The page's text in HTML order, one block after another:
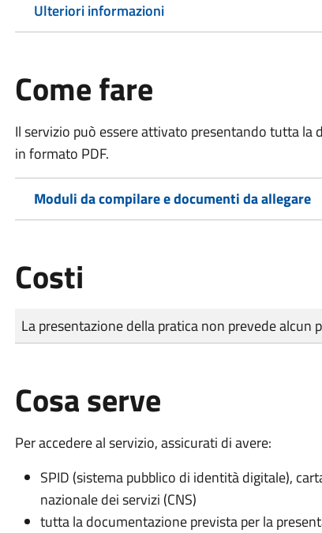
Ulteriori informazioni
Come fare
Il servizio può essere attivato presentando tutta
in formato PDF.
Moduli da compilare e documenti da allegare
Costi
Tipo di pagamento
Importo
La presentazione della pratica non prevede alcun
Cosa serve
Per accedere al servizio, assicurati di avere:
SPID (sistema pubblico di identità digitale),
nazionale dei servizi (CNS)
tutta la documentazione prevista per la